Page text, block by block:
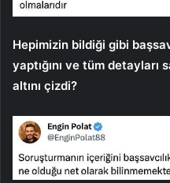
Hepimizin bildiği gibi
yaptığını ve tüm
altını çizdi?